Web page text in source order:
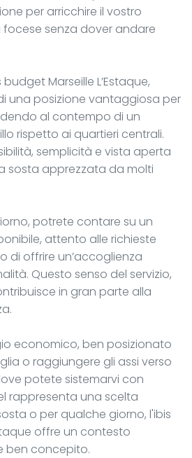
per arricchire il vostro
senza dover andare
Marseille L’Estaque,
una posizione vantaggiosa per
al contempo di un
rispetto ai quartieri centrali.
semplicità e vista aperta
sosta apprezzata da molti
potrete contare su un
attento alle richieste
di offrire un’accoglienza
Questo senso del servizio,
in gran parte alla
economico, ben posizionato
o raggiungere gli assi verso
potete sistemarvi con
rappresenta una scelta
o per qualche giorno, l'ibis
offre un contesto
ben concepito.